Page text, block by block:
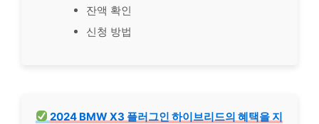
잔액 확인
신청 방법
2024 BMW X3 플러그인 하이브리드의 혜택을 지